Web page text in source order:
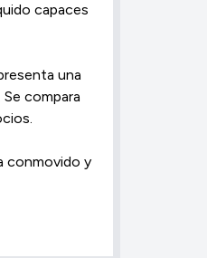
capaces
una
compara
conmovido y